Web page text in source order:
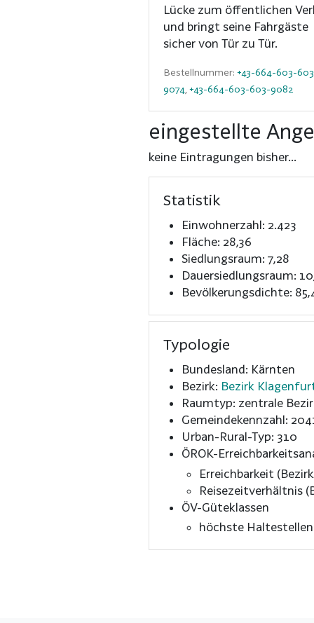
Lücke zum öffentlichen
und bringt seine Fahrgäste
sicher von Tür zu Tür.
Bestellnummer: +43-664-603-
9074 +43-664-603-603-9082
eingestellte
keine Eintragungen bisher...
Statistik
Einwohnerzahl: 2.423
Fläche: 28,36
Siedlungsraum: 7,28
Dauersiedlungsraum:
Bevölkerungsdichte:
Typologie
Bundesland: Kärnten
Bezirk: Bezirk
Raumtyp: zentrale
Gemeindekennzahl:
Urban-Rural-Typ: 310
ÖROK-
Erreichbarkeit
Reisezeitverhältnis
ÖV-Güteklassen
höchste